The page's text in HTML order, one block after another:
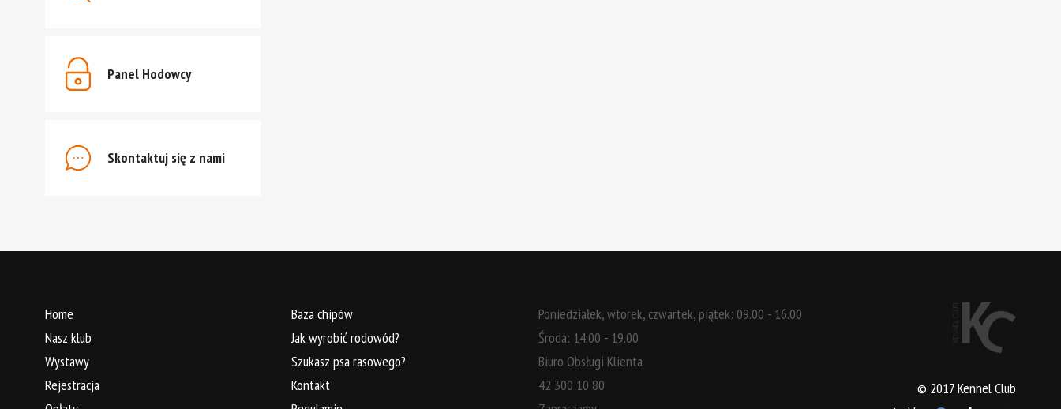
Panel Hodowcy
Skontaktuj się z nami
Home
Nasz klub
Wystawy
Rejestracja
Baza chipów
Jak wyrobić rodowód?
Szukasz psa rasowego?
Kontakt
Poniedziałek, wtorek, czwartek, piątek: 09.00 - 16.00
Środa: 14.00 - 19.00
Biuro Obsługi Klienta
42 300 10 80
© 2017 Kennel Club